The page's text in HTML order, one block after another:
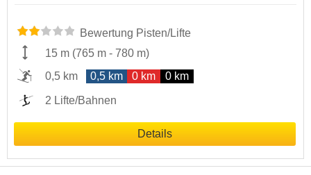
Bewertung Pisten/Lifte
15 m (765 m - 780 m)
0,5 km
0,5 km 0 km 0 km
2 Lifte/Bahnen
Details